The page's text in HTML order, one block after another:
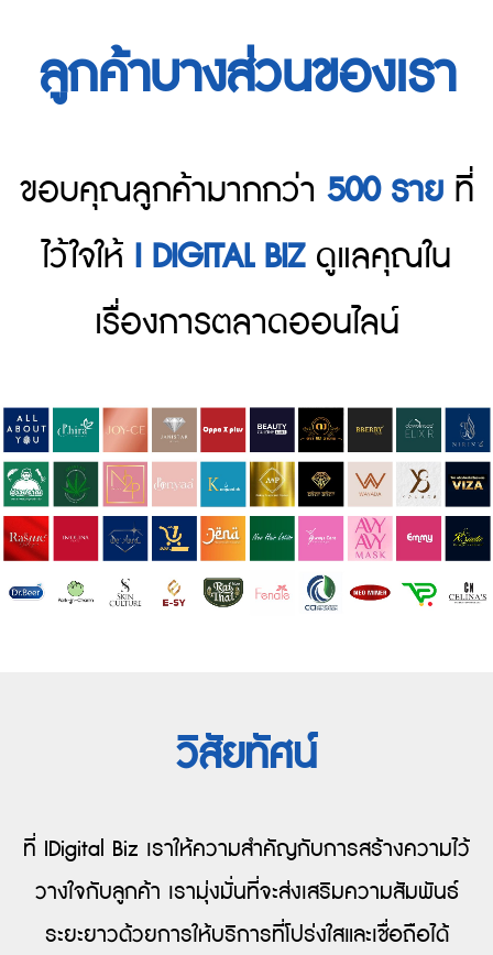
ลูกค้าบางส่วนของเรา
ขอบคุณลูกค้ามากกว่า 500 รายที่
ไว้ใจให้ I DIGITAL BIZดูแลคุณใน
เรื่องการตลาดออนไลน์
วิสัยทัศน์
ที่ IDigital Biz เราให้ความสำคัญกับการสร้างความไว้
วางใจกับลูกค้า เรามุ่งมั่นที่จะส่งเสริมความสัมพันธ์
ระยะยาวด้วยการให้บริการที่โปร่งใสและเชื่อถือได้